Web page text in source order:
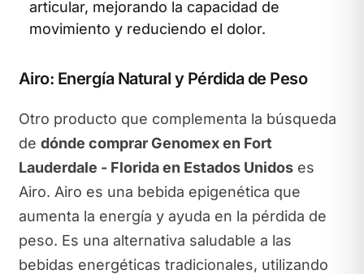
articular, mejorando la capacidad de
movimiento y reduciendo el dolor.
Airo: Energía Natural y Pérdida de Peso
Otro producto que complementa la búsqueda
de dónde comprar Genomex en Fort
Lauderdale - Florida en Estados Unidoses
Airo. Airo es una bebida epigenética que
aumenta la energía y ayuda en la pérdida de
peso. Es una alternativa saludable a las
bebidas energéticas tradicionales, utilizando